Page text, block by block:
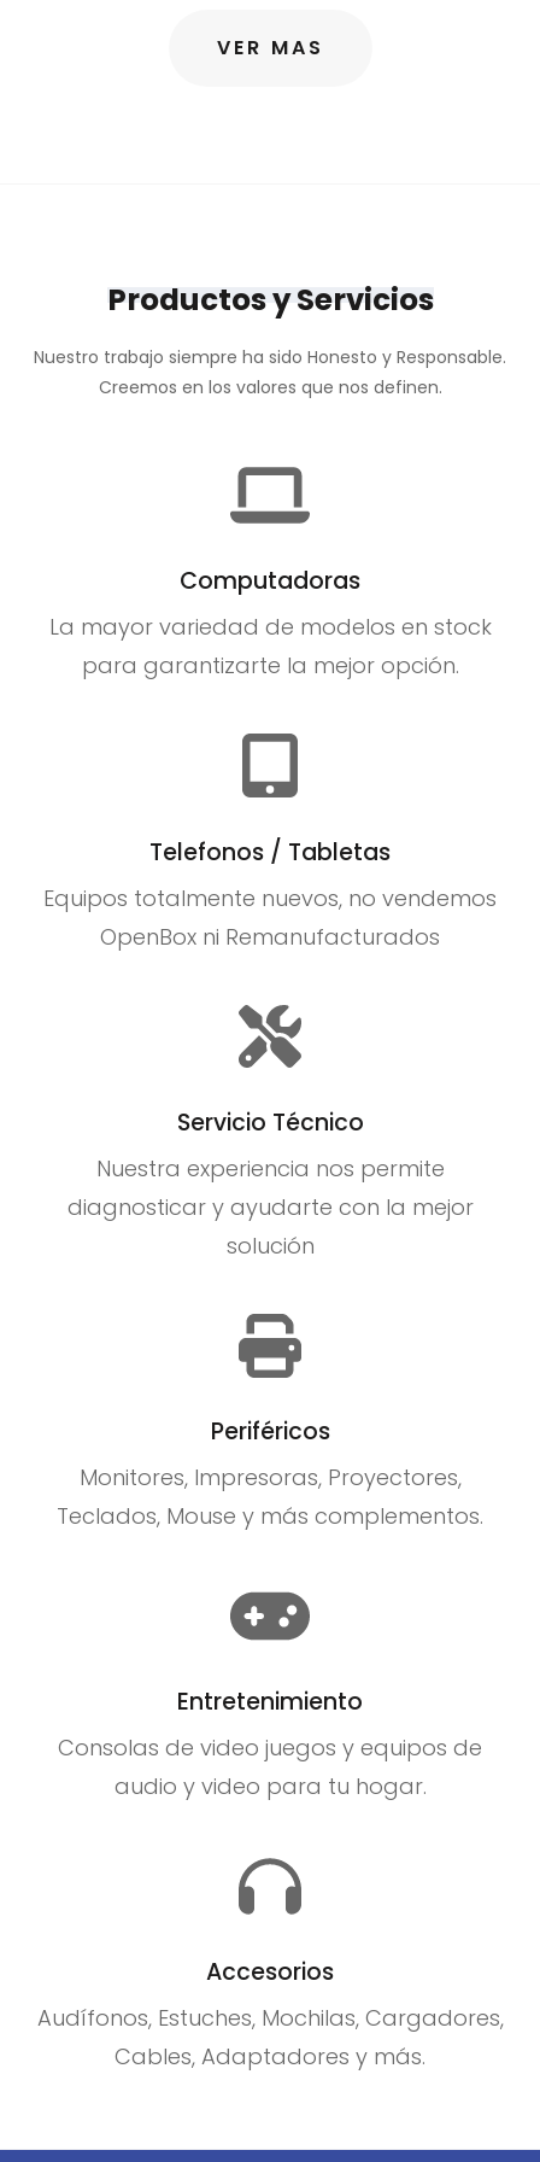
VER MAS
Productos y Servicios
Nuestro trabajo siempre ha sido Honesto y Responsable.
Creemos en los valores que nos definen.
Computadoras
La mayor variedad de modelos en stock
para garantizarte la mejor opción.
Telefonos / Tabletas
Equipos totalmente nuevos, no vendemos
OpenBox ni Remanufacturados
Servicio Técnico
Nuestra experiencia nos permite
diagnosticar y ayudarte con la mejor
solución
Periféricos
Monitores, Impresoras, Proyectores,
Teclados, Mouse y más complementos.
Entretenimiento
Consolas de video juegos y equipos de
audio y video para tu hogar.
Accesorios
Audífonos, Estuches, Mochilas, Cargadores,
Cables, Adaptadores y más.